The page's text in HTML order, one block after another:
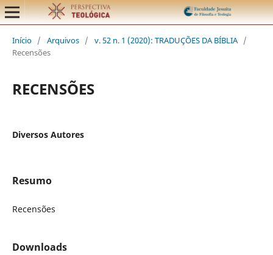
Início / Arquivos / v. 52 n. 1 (2020): TRADUÇÕES DA BÍBLIA /
Recensões
RECENSÕES
Diversos Autores
Resumo
Recensões
Downloads